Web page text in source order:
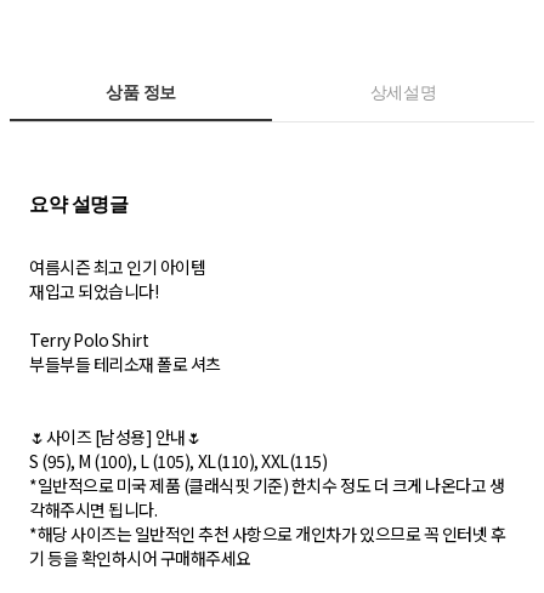
상품 정보 상세설명
요약 설명글
여름시즌 최고 인기 아이템
재입고 되었습니다!
Terry Polo Shirt
부들부들 테리소재 폴로 셔츠
🌷사이즈 [남성용] 안내🌷
S (95), M (100), L (105), XL(110), XXL(115)
*일반적으로 미국 제품 (클래식핏 기준) 한치수 정도 더 크게 나온다고 생
각해주시면 됩니다.
*해당 사이즈는 일반적인 추천 사항으로 개인차가 있으므로 꼭 인터넷 후
기 등을 확인하시어 구매해주세요